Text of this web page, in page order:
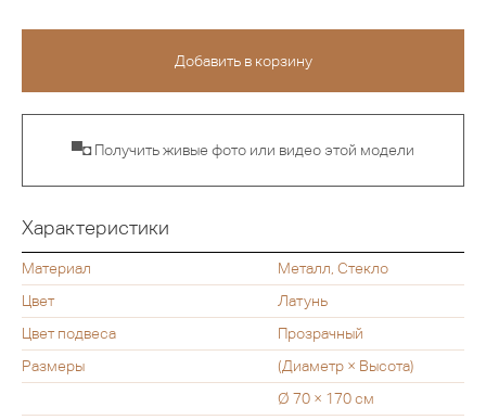
▀◘ Получить живые фото или видео этой модели
Характеристики
Материал
Металл, Стекло
Цвет
Латунь
Цвет подвеса
Прозрачный
Размеры
(Диаметр × Высота)
Ø 70 × 170 см